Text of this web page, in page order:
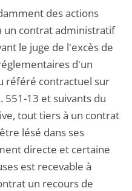
des actions
un contrat administratif
le juge de l'excès de
d'un
référé contractuel sur
551-13 et suivants du
tout tiers à un contrat
lésé dans ses
directe et certaine
est recevable à
un recours de